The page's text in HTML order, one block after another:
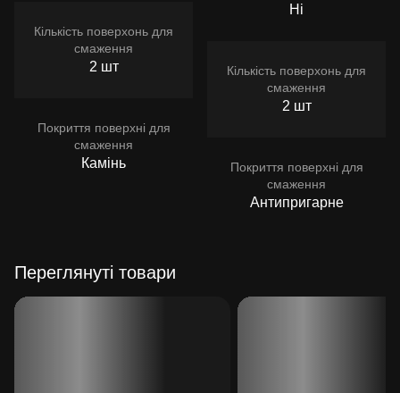
Кількість поверхонь для
смаження
2 шт
Покриття поверхні для
смаження
Камінь
Ні
Кількість поверхонь для
смаження
2 шт
Покриття поверхні для
смаження
Антипригарне
Переглянуті товари